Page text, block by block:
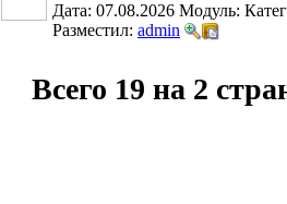
Дата: 07.08.2026 Модуль:
Разместил: admin
Всего 19 на 2